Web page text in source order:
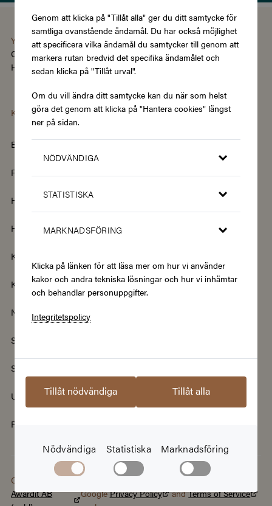
Genom att klicka på "Tillåt alla" ger du ditt samtycke för
samtliga ovanstående ändamål. Du har också möjlighet
att specificera vilka ändamål du samtycker till genom att
markera rutan bredvid det specifika ändamålet och
sedan klicka på "Tillåt urval".
Om du vill ändra ditt samtycke kan du när som helst
göra det genom att klicka på "Hantera cookies" längst
ner på sidan.
NÖDVÄNDIGA
STATISTISKA
MARKNADSFÖRING
Klicka på länken för att läsa mer om hur vi använder
kakor och andra tekniska lösningar och hur vi inhämtar
och behandlar personuppgifter.
Integritetspolicy
Tillåt nödvändiga Tillåt alla
Nödvändiga Statistiska Marknadsföring
You're using the Swedish version of Zupergift
Change language/region
Hantera cookies
Köpvillkor |
Kategorier
Barn & Baby Böcker & Magasin
Fordon & Transport
Hem & Trädgård
Hotell & Resor Hållbarhet & Second Hand
Kläder & Accessoarer
Kurser Mat & Dryck
Nyheter
Skönhet & Hälsa
Sport & Fritid
Upplevelser Välgörenhet
Populära presentkort
Copyright © 2026
Awardit AB
This site is protected by reCAPTCHA and the
GooglePrivacy Policy andTerms of Service